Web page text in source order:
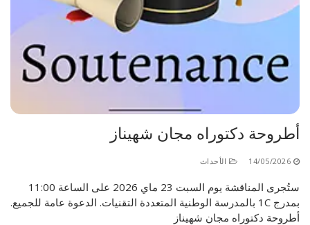
أطروحة دكتوراه مجان شهيناز
14/05/2026 الأحداث
ستُجرى المناقشة يوم السبت 23 ماي 2026 على الساعة 11:00
بمدرج 1C بالمدرسة الوطنية المتعددة التقنيات. الدعوة عامة للجميع.
أطروحة دكتوراه مجان شهيناز